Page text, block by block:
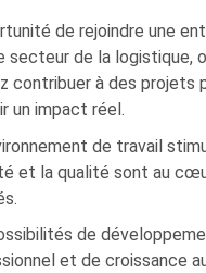
de rejoindre une
secteur de la logistique,
contribuer à des projets
un impact réel.
de travail
et la qualité sont au
de
et de croissance